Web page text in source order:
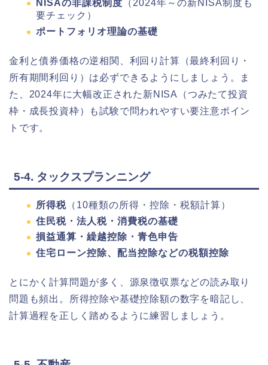
NISAの非課税制度 （2024年～の新NISA制度も
要チェック）
ポートフォリオ理論の基礎
金利と債券価格の逆相関、利回り計算（最終利回り・
所有期間利回り）は必ずできるようにしましょう。ま
た、2024年に大幅改正された新NISA（つみたて投資
枠・成長投資枠）も試験で問われやすい要注意ポイン
トです。
5-4. タックスプランニング
所得税 （10種類の所得・控除・税額計算）
住民税・法人税・消費税の基礎
損益通算・繰越控除・青色申告
住宅ローン控除、配当控除などの税額控除
とにかく計算問題が多く、源泉徴収票などの読み取り
問題も頻出。所得控除や基礎控除額の数字を暗記し、
計算過程を正しく踏めるように練習しましょう。